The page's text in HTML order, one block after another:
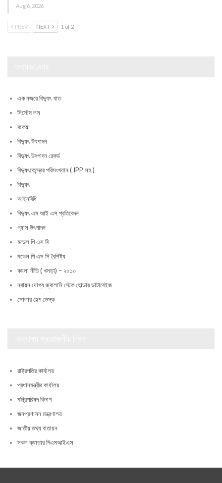
Aug 6, 2026
PREV NEXT 1 of 2
এক নজরে বিদ্যুৎ খাত
সিস্টেম লস
বকেয়া
বিদ্যুৎ উৎপাদন
বিদ্যুৎ উৎপাদন রেকর্ড
বিদ্যুৎকেন্দ্রের পরিসংখ্যান ( IPP সহ )
বিদ্যুৎ
আইনবিধি
বিদ্যুৎ এম আই এস প্রতিবেদন
গ্যাস উৎপাদন
মডেল পি এস সি
মডেল পি এস সি বৈশিষ্ট্য
কয়লা নীতি ( খসড়া) – ২০১০
নবায়ন যোগ্য জ্বালানি স্টেক হোল্ডার ডাটাবেইজ
সোলার হেল্প ডেস্ক
রাষ্ট্রপতির কার্যালয়
প্রধানমন্ত্রীর কার্যালয়
মন্ত্রিপরিষদ বিভাগ
জনপ্রশাসন মন্ত্রণালয়
জাতীয় তথ্য বাতায়ন
সকল ক্যাডার পিএমআইএস